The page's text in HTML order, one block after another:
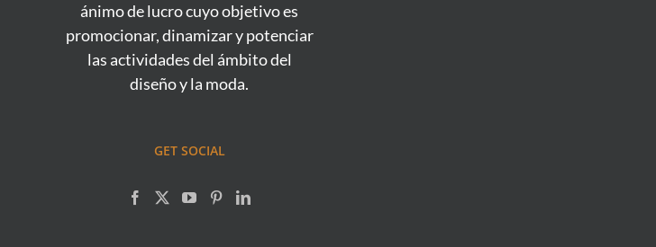
ánimo de lucro cuyo objetivo es
promocionar, dinamizar y potenciar
las actividades del ámbito del
diseño y la moda.
GET SOCIAL